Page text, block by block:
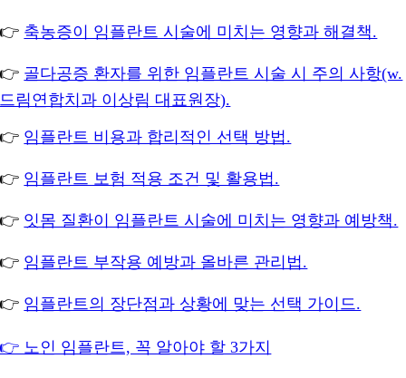
👉 축농증이 임플란트 시술에 미치는 영향과 해결책.
👉 골다공증 환자를 위한 임플란트 시술 시 주의 사항(w.
드림연합치과 이상림 대표원장).
👉 임플란트 비용과 합리적인 선택 방법.
👉 임플란트 보험 적용 조건 및 활용법.
👉 잇몸 질환이 임플란트 시술에 미치는 영향과 예방책.
👉 임플란트 부작용 예방과 올바른 관리법.
👉 임플란트의 장단점과 상황에 맞는 선택 가이드.
👉 노인 임플란트, 꼭 알아야 할 3가지